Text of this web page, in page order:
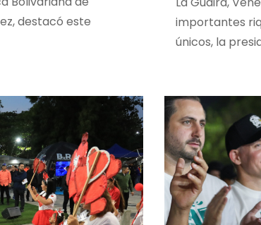
destacó este
importantes
únicos, la